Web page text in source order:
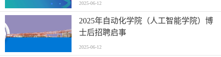
2025-06-12
2025年自动化学院（人工智能学院）博
士后招聘启事
2025-06-12